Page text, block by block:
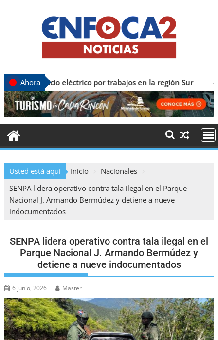
Ahora
eléctrico por trabajos en la región Sur
Usted está aquí Inicio
Nacionales
SENPA lidera operativo contra tala ilegal en el Parque
Nacional J. Armando Bermúdez y detiene a nueve
indocumentados
SENPA lidera operativo contra tala ilegal en el
Parque Nacional J. Armando Bermúdez y
detiene a nueve indocumentados
6 junio, 2026 Master